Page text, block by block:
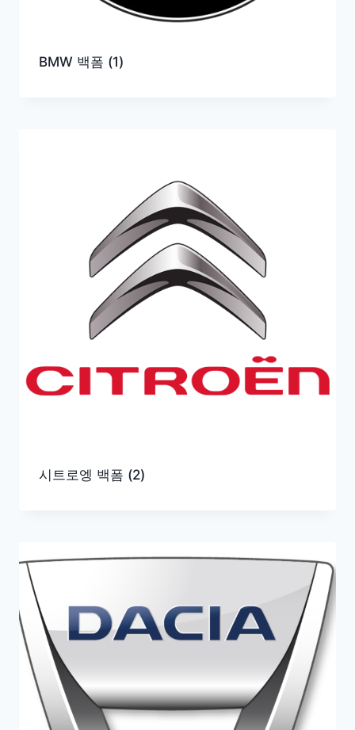
BMW 백폼 (1)
시트로엥 백폼 (2)